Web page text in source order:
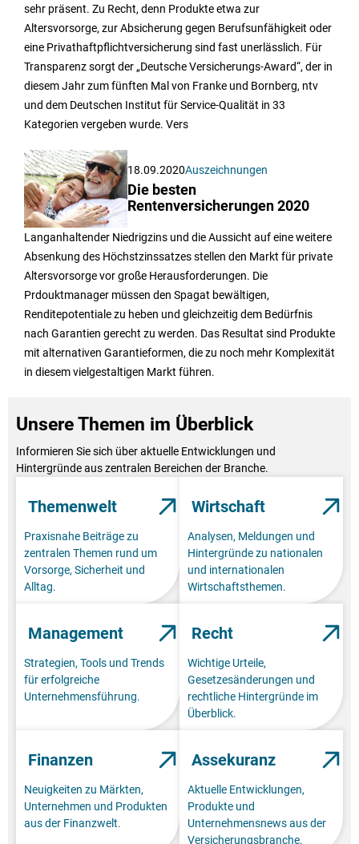
sehr präsent. Zu Recht, denn Produkte etwa zur
Altersvorsorge, zur Absicherung gegen Berufsunfähigkeit oder
eine Privathaftpflichtversicherung sind fast unerlässlich. Für
Transparenz sorgt der „Deutsche Versicherungs-Award“, der in
diesem Jahr zum fünften Mal von Franke und Bornberg, ntv
und dem Deutschen Institut für Service-Qualität in 33
Kategorien vergeben wurde. Vers
18.09.2020Auszeichnungen
Die besten
Rentenversicherungen 2020
Langanhaltender Niedrigzins und die Aussicht auf eine weitere
Absenkung des Höchstzinssatzes stellen den Markt für private
Altersvorsorge vor große Herausforderungen. Die
Prdouktmanager müssen den Spagat bewältigen,
Renditepotentiale zu heben und gleichzeitig dem Bedürfnis
nach Garantien gerecht zu werden. Das Resultat sind Produkte
mit alternativen Garantieformen, die zu noch mehr Komplexität
in diesem vielgestaltigen Markt führen.
Unsere Themen im Überblick
Informieren Sie sich über aktuelle Entwicklungen und
Hintergründe aus zentralen Bereichen der Branche.
Themenwelt
Praxisnahe Beiträge zu
zentralen Themen rund um
Vorsorge, Sicherheit und
Alltag.
Wirtschaft
Analysen, Meldungen und
Hintergründe zu nationalen
und internationalen
Wirtschaftsthemen.
Management
Strategien, Tools und Trends
für erfolgreiche
Unternehmensführung.
Recht
Wichtige Urteile,
Gesetzesänderungen und
rechtliche Hintergründe im
Überblick.
Finanzen
Neuigkeiten zu Märkten,
Unternehmen und Produkten
aus der Finanzwelt.
Assekuranz
Aktuelle Entwicklungen,
Produkte und
Unternehmensnews aus der
Versicherungsbranche.